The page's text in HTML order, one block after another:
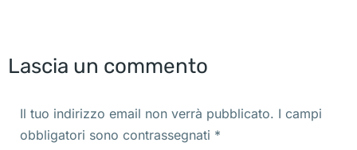
Lascia un commento
Il tuo indirizzo email non verrà pubblicato. I campi
obbligatori sono contrassegnati *